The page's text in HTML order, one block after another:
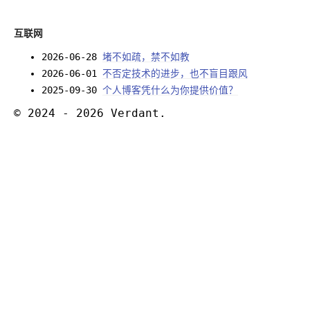
互联网
2026-06-28 堵不如疏，禁不如教
2026-06-01
不否定技术的进步，也不盲目跟风
2025-09-30 个人博客凭什么为你提供价值？
© 2024 - 2026 Verdant.